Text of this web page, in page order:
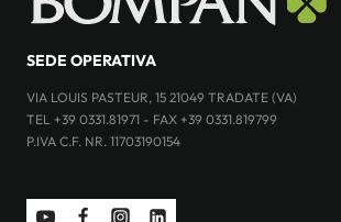
SEDE OPERATIVA
VIA LOUIS PASTEUR, 15 21049 TRADATE (VA)
TEL +39 0331.81971 - FAX +39 0331.819799
P.IVA C.F. NR. 11703190154